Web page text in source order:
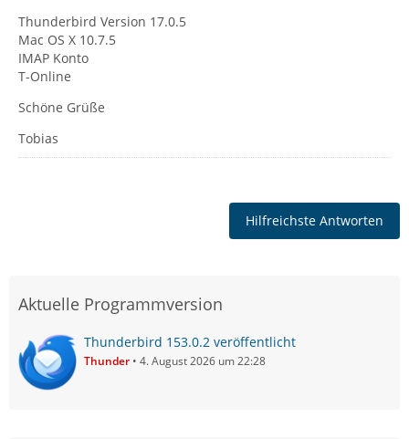
Thunderbird Version 17.0.5
Mac OS X 10.7.5
IMAP Konto
T-Online
Schöne Grüße
Tobias
Hilfreichste Antworten
Aktuelle Programmversion
Thunderbird 153.0.2 veröffentlicht
Thunder 4. August 2026 um 22:28